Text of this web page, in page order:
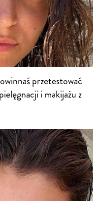
przetestować
i makijażu z